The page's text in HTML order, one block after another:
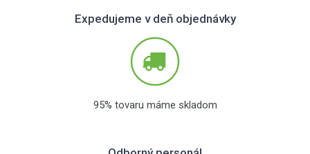
Expedujeme v deň objednávky
95% tovaru máme skladom